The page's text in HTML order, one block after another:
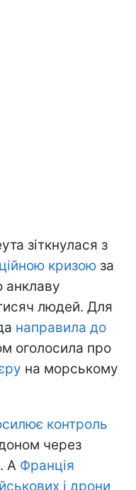
зіткнулася з
кризою за
анклаву
людей. Для
направила до
оголосила про
на морському
контроль
через
А Франція
і дрони